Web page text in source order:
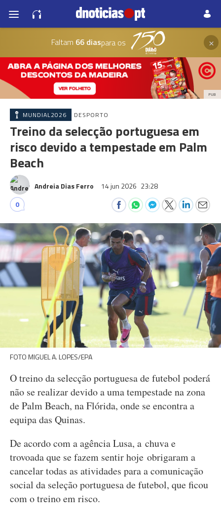
Faltam 66 diaspara os ×
PUB
MUNDIAL2026 DESPORTO
Treino da selecção portuguesa em
risco devido a tempestade em Palm
Beach
Andreia Dias Ferro 14 jun 2026 23:28
0
FOTO MIGUEL A. LOPES/EPA
O treino da selecção portuguesa de futebol poderá
não se realizar devido a uma tempestade na zona
de Palm Beach, na Flórida, onde se encontra a
equipa das Quinas.
De acordo com a agência Lusa, a chuva e
trovoada que se fazem sentir hoje obrigaram a
cancelar todas as atividades para a comunicação
social da seleção portuguesa de futebol, que ficou
com o treino em risco.